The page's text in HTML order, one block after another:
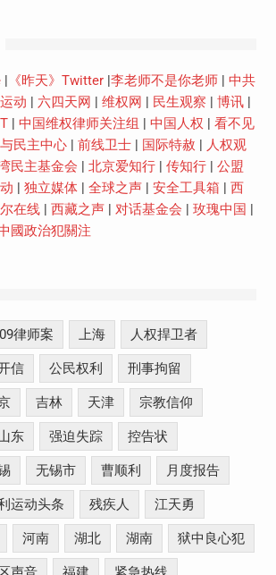
| 《昨天》Twitter| 李老师不是你老师| 中共
动 六四天网 维权网 民生观察 博讯|
| 中国维权律师关注组 中国人权
看不见
民主中心| 前线卫士| 国际特赦
人权观
民主基金会 北京爱知行| 传知行| 公盟
独立媒体| 全球之声| 安全工具箱
西
在线| 西藏之声| 对话基金会 玫瑰中国
國政治犯關注
律师案 上海 人权捍卫者
信 公民权利 刑事拘留
吉林 天津 宗教信仰
东 强迫失踪 控告状
无锡市 曹顺利 月度报告
运动头条 残疾人 江天勇
河南 湖北 湖南 狱中良心犯